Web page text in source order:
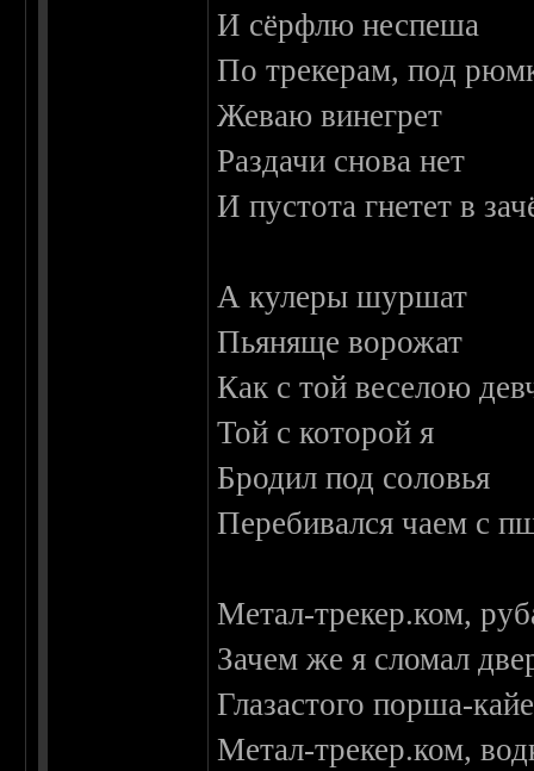
И сёрфлю неспеша
По трекерам, под
Жеваю винегрет
Раздачи снова нет
И пустота гнетет в
А кулеры шуршат
Пьяняще ворожат
Как с той веселою
Той с которой я
Бродил под соловья
Перебивался чаем с
Метал-трекер.ком,
Зачем же я сломал
Глазастого порша-
Метал-трекер.ком,